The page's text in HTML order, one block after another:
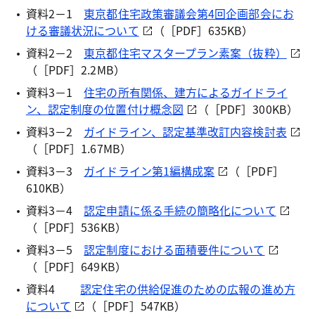
資料2－1 東京都住宅政策審議会第4回企画部会にお
ける審議状況について
（［PDF］635KB）
資料2－2 東京都住宅マスタープラン素案（抜粋）
（［PDF］2.2MB）
資料3－1住宅の所有関係、建方によるガイドライ
ン、認定制度の位置付け概念図
（［PDF］300KB）
資料3－2 ガイドライン、認定基準改訂内容検討表
（［PDF］1.67MB）
資料3－3 ガイドライン第1編構成案
（［PDF］
610KB）
資料3－4認定申請に係る手続の簡略化について
（［PDF］536KB）
資料3－5認定制度における面積要件について
（［PDF］649KB）
資料4認定住宅の供給促進のための広報の進め方
について
（［PDF］547KB）